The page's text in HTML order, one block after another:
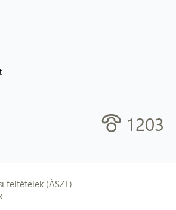
1203
feltételek (ÁSZF)